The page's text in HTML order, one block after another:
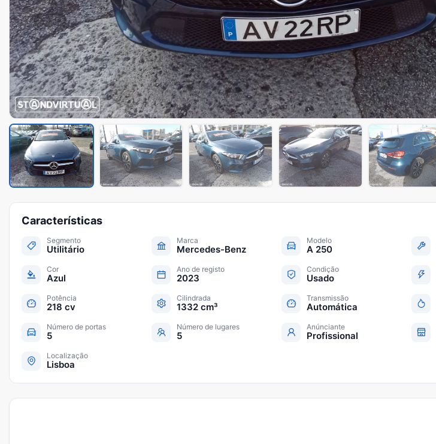
Características
Segmento
Utilitário
Marca
Mercedes-Benz
Modelo
A 250
Cor
Azul
Ano de registo
2023
Condição
Usado
Potência
218 cv
Cilindrada
1332 cm³
Transmissão
Automática
Número de portas
5
Número de lugares
5
Anúnciante
Profissional
Localização
Lisboa